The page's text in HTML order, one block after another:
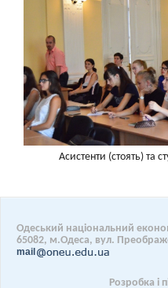
Асистенти (стоять) та
Одеський національний
65082, м.Одеса, вул.
mail
Розробка і